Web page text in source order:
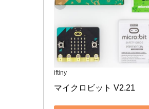
iftiny
マイクロビット V2.21